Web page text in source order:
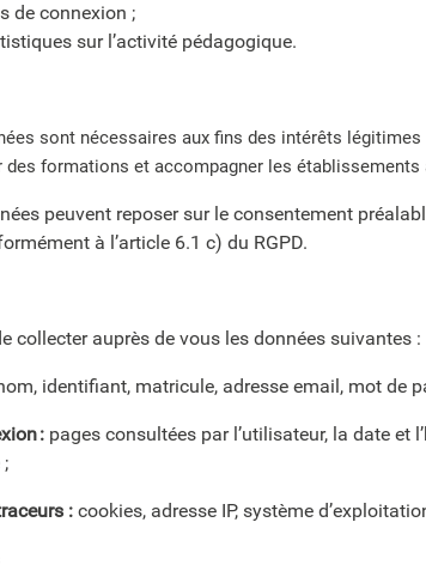
de connexion ;
sur l’activité pédagogique.
sont nécessaires aux fins des intérêts
formations et accompagner les
peuvent reposer sur le consentement
à l’article 6.1 c) du RGPD.
collecter auprès de vous les données suivantes :
identifiant, matricule, adresse email, mot de
: pages consultées par l’utilisateur, la date et
: cookies, adresse IP, système